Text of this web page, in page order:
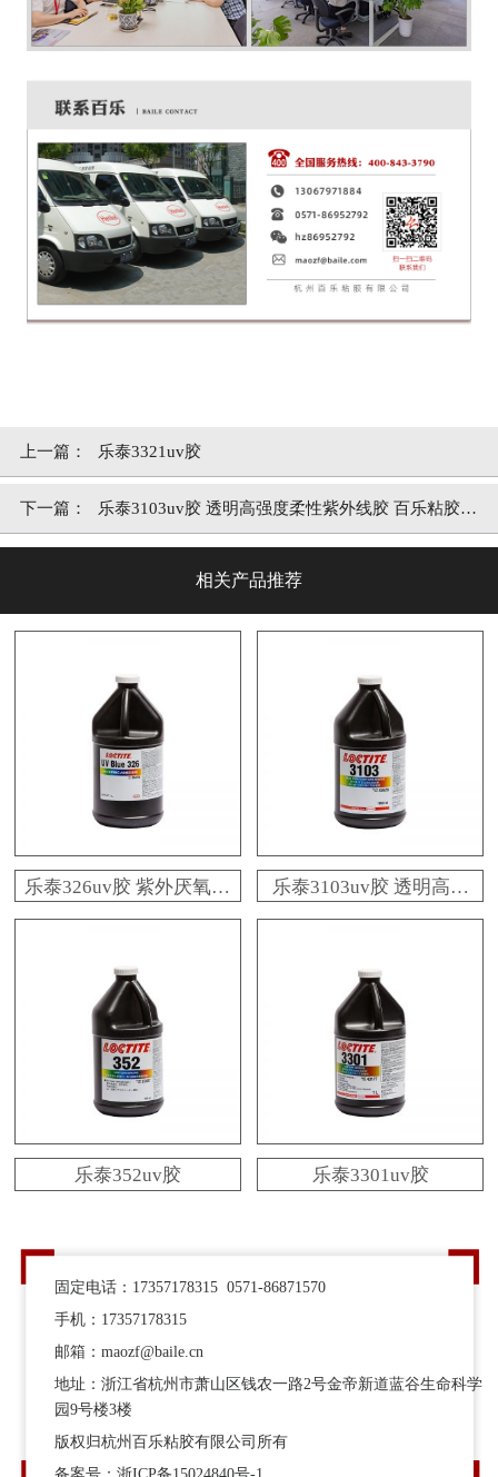
上一篇： 乐泰3321uv胶
下一篇： 乐泰3103uv胶 透明高强度柔性紫外线胶 百乐粘胶现
相关产品推荐
乐泰326uv胶 紫外厌氧双
固化loctite326胶水 高强
乐泰3103uv胶 透明高强
度柔性紫外线胶 百乐粘
乐泰352uv胶 乐泰3301uv胶
固定电话：17357178315 0571-86871570
手机：17357178315
邮箱：maozf@baile.cn
地址：浙江省杭州市萧山区钱农一路2号金帝新道蓝谷生命科学
园9号楼3楼
版权归杭州百乐粘胶有限公司所有
备案号：浙ICP备15024840号-1